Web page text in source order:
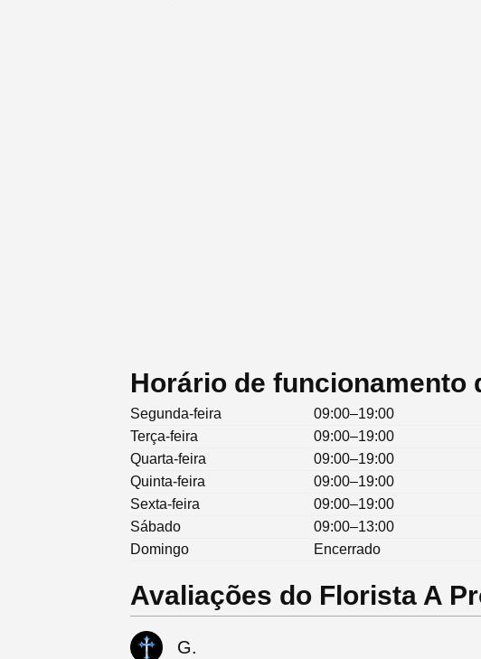
Horário de funcionamento
Segunda-feira
09:00–19:00
Terça-feira
09:00–19:00
Quarta-feira
09:00–19:00
Quinta-feira
09:00–19:00
Sexta-feira
09:00–19:00
Sábado
09:00–13:00
Domingo
Encerrado
Avaliações do Florista A
G.